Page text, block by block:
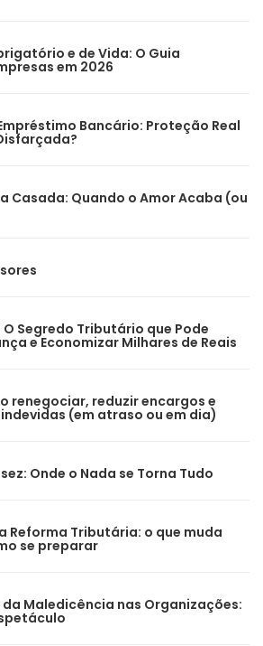
e de Vida: O Guia
em 2026
Bancário: Proteção Real
Casada: Quando o Amor Acaba (ou
Segredo Tributário que Pode
e Economizar Milhares de Reais
renegociar, reduzir encargos e
(em atraso ou em dia)
Onde o Nada se Torna Tudo
Reforma Tributária: o que muda
se preparar
Maledicência nas Organizações: